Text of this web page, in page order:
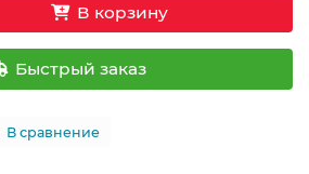
В корзину
Быстрый заказ
В сравнение